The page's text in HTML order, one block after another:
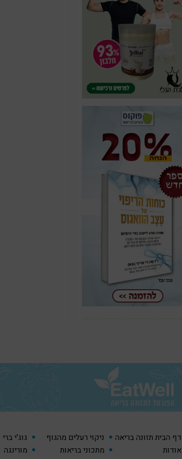
דף הבית תזונה בריאה ניקוי רעלים מהגוף
גוג'י ברי
אודות
מתכוני בריאות
מורינגה